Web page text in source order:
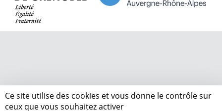
Ce site utilise des cookies et vous donne le contrôle sur
ceux que vous souhaitez activer